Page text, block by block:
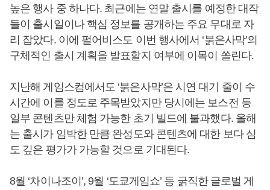
높은 행사 중 하나다. 최근에는 연말 출시를 예정한 대작
들이 출시일이나 핵심 정보를 공개하는 주요 무대로 자
리 잡았다. 이에 펄어비스도 이번 행사에서 ‘붉은사막’의
구체적인 출시 계획을 발표할지 여부에 이목이 쏠린다.
지난해 게임스컴에서도 ‘붉은사막’은 시연 대기 줄이 수
시간에 이를 정도로 주목받았지만 당시에는 보스전 등
일부 콘텐츠만 체험 가능한 초기 빌드에 불과했다. 올해
는 출시가 임박한 만큼 완성도와 콘텐츠에 대한 보다 심
도 깊은 평가가 가능할 것으로 기대된다.
8월 ‘차이나조이’, 9월 ‘도쿄게임쇼’ 등 굵직한 글로벌 게